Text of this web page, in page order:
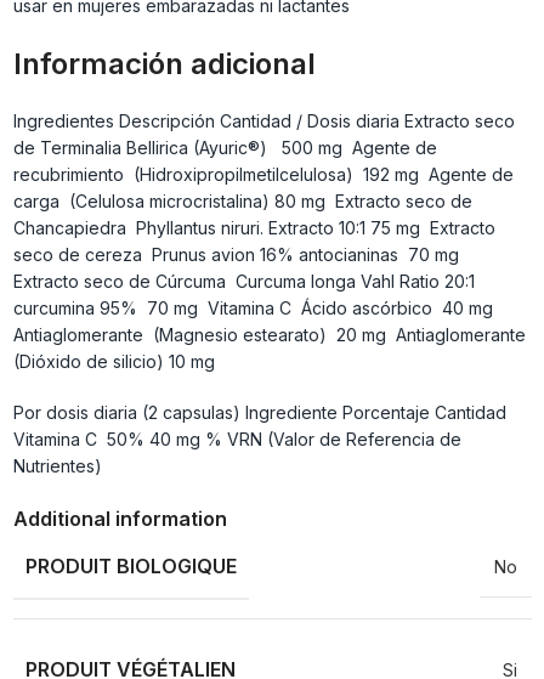
usar en mujeres embarazadas ni lactantes
Información adicional
Ingredientes Descripción Cantidad / Dosis diaria Extracto seco
de Terminalia Bellirica (Ayuric®) 500 mg Agente de
recubrimiento (Hidroxipropilmetilcelulosa) 192 mg Agente de
carga (Celulosa microcristalina) 80 mg Extracto seco de
Chancapiedra Phyllantus niruri. Extracto 10:1 75 mg Extracto
seco de cereza Prunus avion 16% antocianinas 70 mg
Extracto seco de Cúrcuma Curcuma longa Vahl Ratio 20:1
curcumina 95% 70 mg Vitamina C Ácido ascórbico 40 mg
Antiaglomerante (Magnesio estearato) 20 mg Antiaglomerante
(Dióxido de silicio) 10 mg
Por dosis diaria (2 capsulas) Ingrediente Porcentaje Cantidad
Vitamina C 50% 40 mg % VRN (Valor de Referencia de
Nutrientes)
Additional information
PRODUIT BIOLOGIQUE
No
PRODUIT VÉGÉTALIEN Si